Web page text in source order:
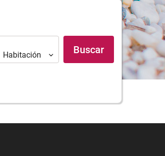
Habitación Buscar